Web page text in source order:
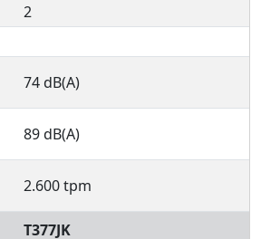
2
74 dB(A)
89 dB(A)
2.600 tpm
T377JK